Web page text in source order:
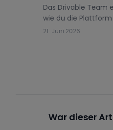
Das Drivable Team
wie du die
21. Juni 2026
War dieser